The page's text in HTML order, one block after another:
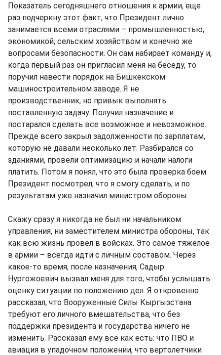
Показатель сегодняшнего отношения к армии, еще
раз подчеркну этот факт, что Президент лично
занимается всеми отраслями – промышленностью,
экономикой, сельским хозяйством и конечно же
вопросами безопасности. Он сам набирает команду и,
когда первый раз он пригласил меня на беседу, то
поручил навести порядок на Бишкекском
машиностроительном заводе. Я не
производственник, но привык выполнять
поставленную задачу. Получил назначение и
постарался сделать все возможное и невозможное.
Прежде всего закрыл задолженности по зарплатам,
которую не давали несколько лет. Разбирался со
зданиями, провели оптимизацию и начали налоги
платить. Потом я понял, что это была проверка боем.
Президент посмотрел, что я смогу сделать, и по
результатам уже назначил министром обороны.
Скажу сразу я никогда не был ни начальником
управления, ни заместителем министра обороны, так
как всю жизнь провел в войсках. Это самое тяжелое
в армии – всегда идти с личным составом. Через
какое-то время, после назначения, Садыр
Нургожоевич вызвал меня для того, чтобы услышать
оценку ситуации по положению дел. Я откровенно
рассказал, что Вооруженные Силы Кыргызстана
требуют его личного вмешательства, что без
поддержки президента и государства ничего не
изменить. Рассказал ему все как есть: что ПВО и
авиация в упадочном положении, что вертолетчики